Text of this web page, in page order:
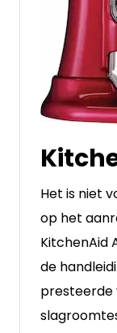
Het is niet
op het
KitchenAid
de
presteerde